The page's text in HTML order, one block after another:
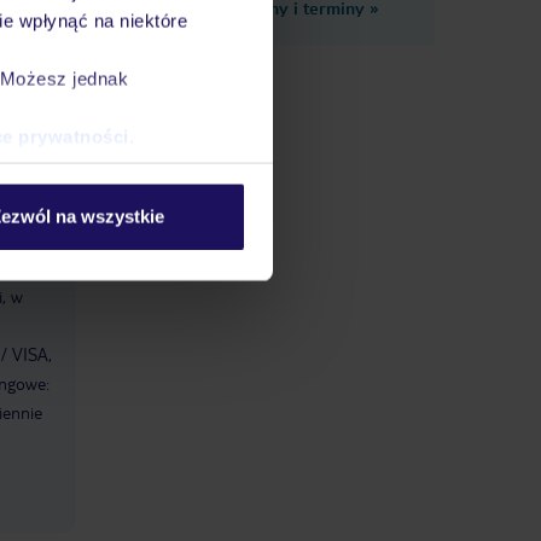
wpłynąć na niektóre
jednak
prywatności
na wszystkie
w
VISA,
Zobacz inne ceny i terminy »